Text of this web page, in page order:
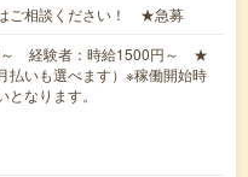
ご相談ください！ ★急募
～ 経験者：時給1500円～ ★
払いも選べます）※稼働開始時
なります。